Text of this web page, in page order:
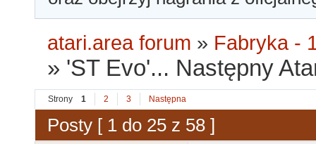
atari.area forum » Fabryka -
» 'ST Evo'... Następny
Strony 1 2 3 Następna
Posty [ 1 do 25 z 58 ]